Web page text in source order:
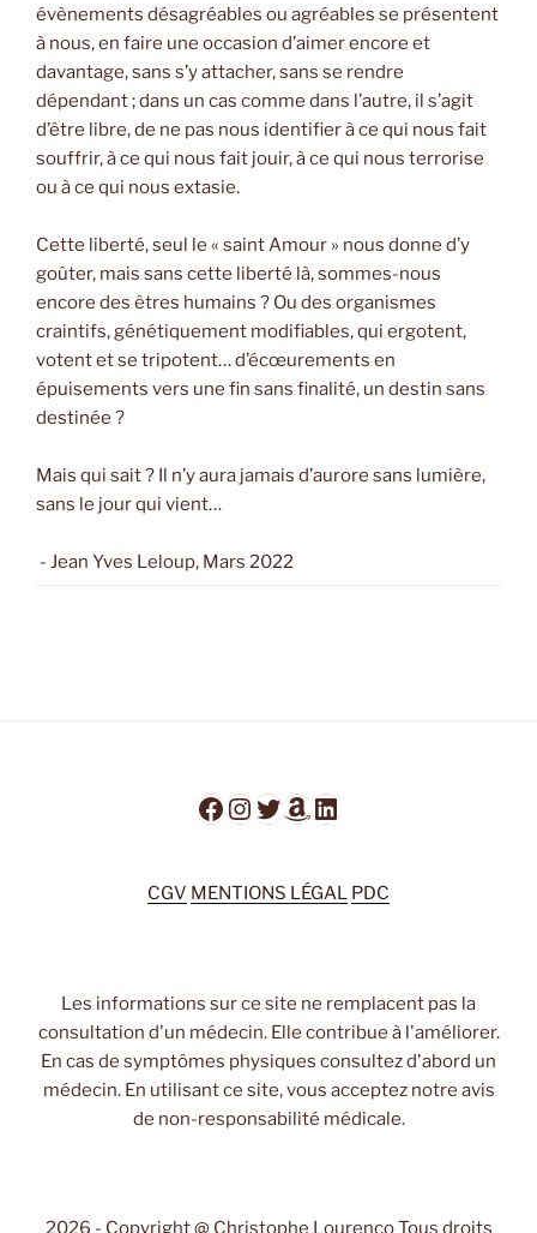
évènements désagréables ou agréables se présentent
à nous, en faire une occasion d’aimer encore et
davantage, sans s’y attacher, sans se rendre
dépendant ; dans un cas comme dans l’autre, il s’agit
d’être libre, de ne pas nous identifier à ce qui nous fait
souffrir, à ce qui nous fait jouir, à ce qui nous terrorise
ou à ce qui nous extasie.
Cette liberté, seul le « saint Amour » nous donne d’y
goûter, mais sans cette liberté là, sommes-nous
encore des êtres humains ? Ou des organismes
craintifs, génétiquement modifiables, qui ergotent,
votent et se tripotent… d’écœurements en
épuisements vers une fin sans finalité, un destin sans
destinée ?
Mais qui sait ? Il n’y aura jamais d’aurore sans lumière,
sans le jour qui vient…
- Jean Yves Leloup, Mars 2022
Facebook
Instagram
Twitter
Amazon
LinkedIn
CGV MENTIONS LÉGAL PDC
Les informations sur ce site ne remplacent pas la
consultation d'un médecin. Elle contribue à l'améliorer.
En cas de symptômes physiques consultez d'abord un
médecin. En utilisant ce site, vous acceptez notre avis
de non-responsabilité médicale.